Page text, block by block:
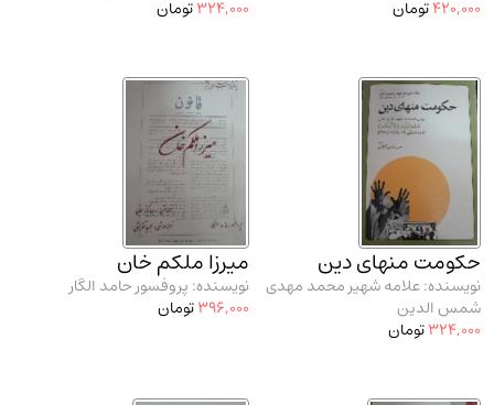
420,000تومان
324,000تومان
حکومت منهای دین
نویسنده: علامه شهیر محمد مهدی
شمس الدین
324,000تومان
میرزا ملکم خان
نویسنده: پروفسور حامد الگار
396,000تومان